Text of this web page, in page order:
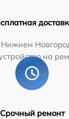
на
Срочный ремонт